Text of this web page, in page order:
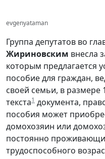
evgenyataman
Группа депутатов во
Жириновским внесла
которым предлагается
пособие для граждан,
своей семьи, в размере
текста1 документа,
пособия может
домохозяин или
постоянно
трудоспособного